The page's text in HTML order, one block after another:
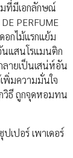
ที่มีเอกลักษณ์
PERFUME
กไม้แรกแย้ม
แสนโรแมนติก
ายเป็นเสน่ห์อัน
พิ่มความมั่นใจ
วิธี ถูกจุดหอมทน
เปอร์ เพาเดอร์